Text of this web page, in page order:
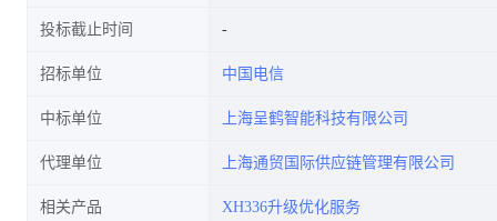
投标截止时间
招标单位 中国电信
中标单位 上海呈鹤智能科技有限公司
代理单位 上海通贸国际供应链管理有限公司
相关产品 XH336升级优化服务